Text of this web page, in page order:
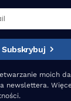
Subskrybuj
moich
newslettera.